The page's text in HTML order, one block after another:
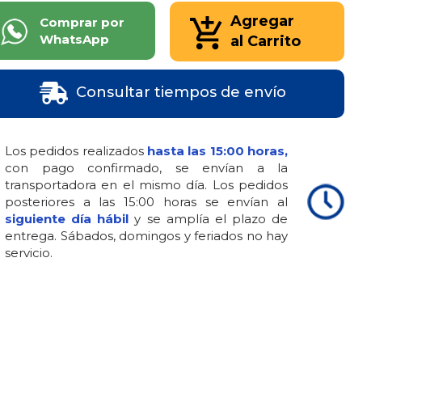
Comprar por
WhatsApp
Agregar
al Carrito
Consultar tiempos de envío
Los pedidos realizados hasta las 15:00 horas,
con pago confirmado, se envían a la
transportadora en el mismo día. Los pedidos
posteriores a las 15:00 horas se envían al
siguiente día hábil y se amplía el plazo de
entrega. Sábados, domingos y feriados no hay
servicio.